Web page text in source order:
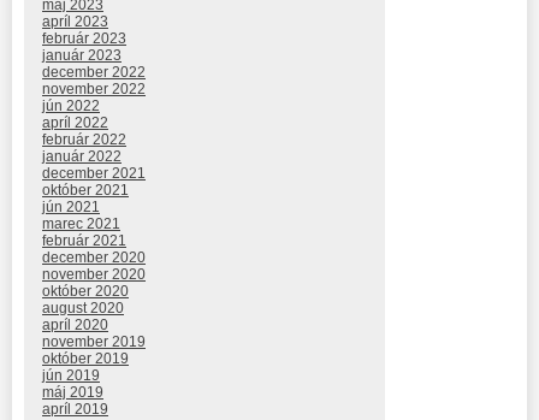
máj 2023
apríl 2023
február 2023
január 2023
december 2022
november 2022
jún 2022
apríl 2022
február 2022
január 2022
december 2021
október 2021
jún 2021
marec 2021
február 2021
december 2020
november 2020
október 2020
august 2020
apríl 2020
november 2019
október 2019
jún 2019
máj 2019
apríl 2019